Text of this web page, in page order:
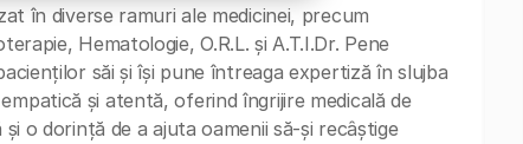
în diverse ramuri ale medicinei, precum
Hematologie, O.R.L. și A.T.I.Dr. Pene
săi și își pune întreaga expertiză în slujba
și atentă, oferind îngrijire medicală de
o dorință de a ajuta oamenii să-și recâștige